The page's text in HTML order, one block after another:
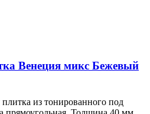
Венеция микс Бежевый
из тонированного под